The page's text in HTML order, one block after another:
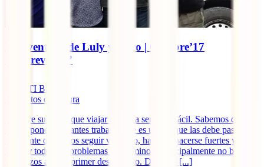
La aventura de Luly y Coco | Octubre’17
“Imprevistos”
IATI Blog
minutos de lectura
Siempre supimos que viajar no iba a ser nada fácil. Sabemos que la
ruta te pone constantes trabas y que es uno el que las debe pasar. Si
realmente queremos seguir viajando, hay que hacerse fuertes y
superar todos los problemas del camino y principalmente no bajar
los brazos ante el primer desperfecto. Desde el [...]